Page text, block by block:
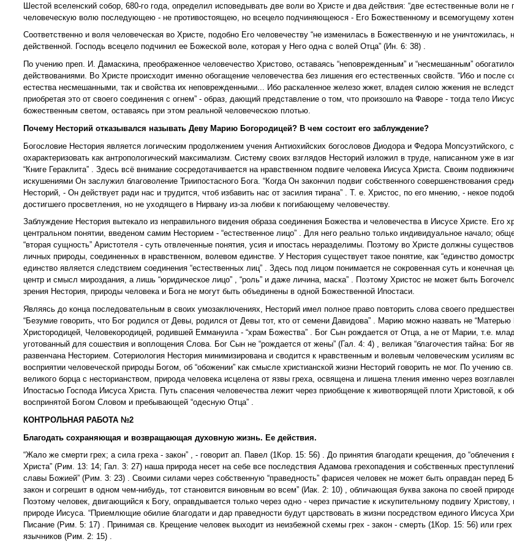
Шестой вселенский собор, 680-го года, определил исповедывать две воли во Христе и два действия: “две естественные воли не
человеческую волю последующею - не противостоящею, но всецело подчиняющеюся - Его Божественному и всемогущему
Соответственно и воля человеческая во Христе, подобно Его человечеству “не изменилась в Божественную и не уничтожилась,
действенной. Господь всецело подчинил ее Божеской воле, которая у Него одна с волей Отца” (Ин. 6: 38) .
По учению преп. И. Дамаскина, преображенное человечество Христово, оставаясь “неповрежденным” и “несмешанным”
действованиями. Во Христе происходит именно обогащение человечества без лишения его естественных свойств. “Ибо и после
естества несмешанными, так и свойства их неповрежденными... Ибо раскаленное железо жжет, владея силою жжения не
приобретая это от своего соединения с огнем” - образ, дающий представление о том, что произошло на Фаворе - тогда тело
божественным светом, оставаясь при этом реальной человеческою плотью.
Почему Несторий отказывался называть Деву Марию Богородицей? В чем состоит его заблуждение?
Богословие Нестория является логическим продолжением учения Антиохийских богословов Диодора и Федора Мопсуэтийского,
охарактеризовать как антропологический максимализм. Систему своих взглядов Несторий изложил в труде, написанном уже в
“Книге Гераклита” . Здесь всё внимание сосредотачивается на нравственном подвиге человека Иисуса Христа. Своим
искушениями Он заслужил благоволение Триипостасного Бога. “Когда Он закончил подвиг собственного совершенствования
Несторий, - Он действует ради нас и трудится, чтоб избавить нас от засилия тирана” . Т. е. Христос, по его мнению, - некое
достигшего просветления, но не уходящего в Нирвану из-за любви к погибающему человечеству.
Заблуждение Нестория вытекало из неправильного видения образа соединения Божества и человечества в Иисусе Христе. Его
центральном понятии, введеном самим Несторием - “естественное лицо” . Для него реально только индивидуальное начало;
“вторая сущность” Аристотеля - суть отвлеченные понятия, усия и ипостась неразделимы. Поэтому во Христе должны
личных природы, соединенных в нравственном, волевом единстве. У Нестория существует такое понятие, как “единство
единство является следствием соединения “естественных лиц” . Здесь под лицом понимается не сокровенная суть и конечная
центр и смысл мироздания, а лишь “юридическое лицо” , “роль” и даже личина, маска” . Поэтому Христос не может быть
зрения Нестория, природы человека и Бога не могут быть объединены в одной Божественной Ипостаси.
Являясь до конца последовательным в своих умозаключениях, Несторий имел полное право повторить слова своего
“Безумие говорить, что Бог родился от Девы, родился от Девы тот, кто от семени Давидова” . Марию можно назвать не “Матерью
Христородицей, Человекородицей, родившей Еммануила - “храм Божества” . Бог Сын рождается от Отца, а не от Марии, т.е.
уготованный для сошествия и воплощения Слова. Бог Сын не “рождается от жены” (Гал. 4: 4) , великая “благочестия тайна: Бог
развенчана Несторием. Сотериология Нестория минимизирована и сводится к нравственным и волевым человеческим усилиям
восприятии человеческой природы Богом, об “обожении” как смысле христианской жизни Несторий говорить не мог. По учению
великого борца с несторианством, природа человека исцелена от язвы греха, освящена и лишена тления именно через
Ипостасью Господа Иисуса Христа. Путь спасения человечества лежит через приобщение к животворящей плоти Христовой, к
воспринятой Богом Словом и пребывающей “одесную Отца” .
КОНТРОЛЬНАЯ РАБОТА №2
Благодать сохраняющая и возвращающая духовную жизнь. Ее действия.
“Жало же смерти грех; а сила греха - закон” , - говорит ап. Павел (1Кор. 15: 56) . До принятия благодати крещения, до “облечения
Христа” (Рим. 13: 14; Гал. 3: 27) наша природа несет на себе все последствия Адамова грехопадения и собственных
славы Божией” (Рим. 3: 23) . Своими силами через собственную “праведность” фарисея человек не может быть оправдан перед
закон и согрешит в одном чем-нибудь, тот становится виновным во всем” (Иак. 2: 10) , обличающая буква закона по своей
Поэтому человек, двигающийся к Богу, оправдывается только через одно - через причастие к искупительному подвигу Христову,
природе Иисуса. “Приемлющие обилие благодати и дар праведности будут царствовать в жизни посредством единого Иисуса
Писание (Рим. 5: 17) . Принимая св. Крещение человек выходит из неизбежной схемы грех - закон - смерть (1Кор. 15: 56) или
язычников (Рим. 2: 15) .